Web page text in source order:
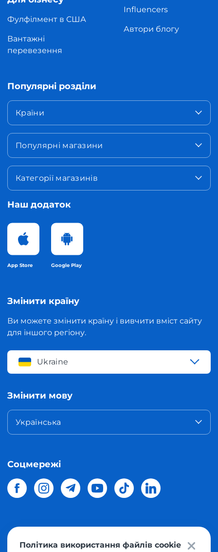
Фулфілмент в США
Вантажні
перевезення
Influencers
Автори блогу
Популярні розділи
Країни
Популярні магазини
Категорії магазинів
Наш додаток
App Store Google Play
Змінити країну
Ви можете змінити країну і вивчити вміст сайту
для іншого регіону.
Ukraine
Змінити мову
Українська
Соцмережі
магазинів світу в Україну.Всі права захищені
Політика використання файлів cookie